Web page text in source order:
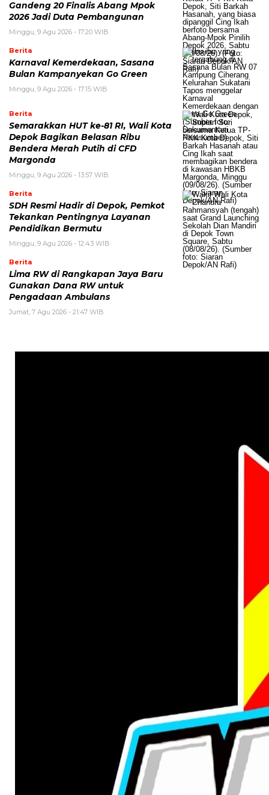
Gandeng 20 Finalis Abang Mpok
2026 Jadi Duta Pembangunan
Minggu, 9 Agu 2026 - 17:20 WIB
Berita
Karnaval Kemerdekaan, Sasana
Bulan Kampanyekan Go Green
Minggu, 9 Agu 2026 - 17:15 WIB
Berita
Semarakkan HUT ke-81 RI, Wali Kota
Depok Bagikan Belasan Ribu
Bendera Merah Putih di CFD
Margonda
Minggu, 9 Agu 2026 - 13:57 WIB
Berita
SDH Resmi Hadir di Depok, Pemkot
Tekankan Pentingnya Layanan
Pendidikan Bermutu
Minggu, 9 Agu 2026 - 12:43 WIB
Berita
Lima RW di Rangkapan Jaya Baru
Gunakan Dana RW untuk
Pengadaan Ambulans
Jumat, 7 Agu 2026 - 21:47 WIB